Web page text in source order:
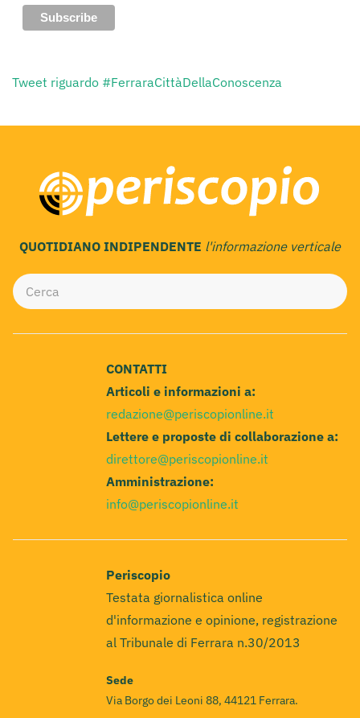
Tweet riguardo #FerraraCittàDellaConoscenza
QUOTIDIANO INDIPENDENTE l'informazione verticale
CONTATTI
Articoli e informazioni a:
redazione@periscopionline.it
Lettere e proposte di collaborazione a:
direttore@periscopionline.it
Amministrazione:
info@periscopionline.it
Periscopio
Testata giornalistica online
d'informazione e opinione, registrazione
al Tribunale di Ferrara n.30/2013
Sede
Via Borgo dei Leoni 88, 44121 Ferrara.